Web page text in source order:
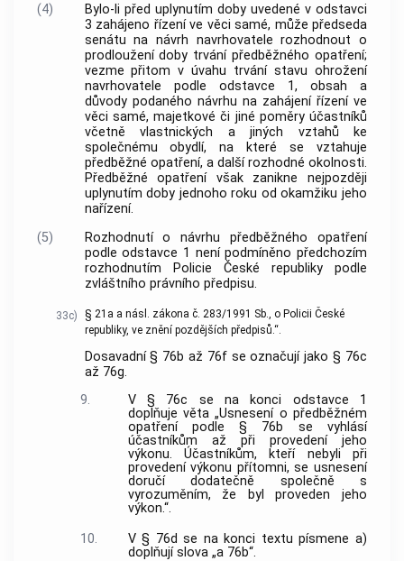
(4)
Bylo-li před uplynutím doby uvedené v odstavci
3 zahájeno řízení ve věci samé, může předseda
senátu na návrh navrhovatele rozhodnout o
prodloužení doby trvání předběžného opatření;
vezme přitom v úvahu trvání stavu ohrožení
navrhovatele podle odstavce 1, obsah a
důvody podaného návrhu na zahájení řízení ve
věci samé, majetkové či jiné poměry účastníků
včetně vlastnických a jiných vztahů ke
společnému obydlí, na které se vztahuje
předběžné opatření, a další rozhodné okolnosti.
Předběžné opatření však zanikne nejpozději
uplynutím doby jednoho roku od okamžiku jeho
nařízení.
(5)
Rozhodnutí o návrhu předběžného opatření
podle odstavce 1 není podmíněno předchozím
rozhodnutím Policie České republiky podle
zvláštního právního předpisu.
33c)
§ 21a a násl. zákona č. 283/1991 Sb., o Policii České
republiky, ve znění pozdějších předpisů.“.
Dosavadní § 76b až 76f se označují jako § 76c
až 76g.
9.
V § 76c se na konci odstavce 1
doplňuje věta „Usnesení o předběžném
opatření podle § 76b se vyhlásí
účastníkům až při provedení jeho
výkonu. Účastníkům, kteří nebyli při
provedení výkonu přítomni, se usnesení
doručí dodatečně společně s
vyrozuměním, že byl proveden jeho
výkon.“.
10.
V § 76d se na konci textu písmene a)
doplňují slova „a 76b“.